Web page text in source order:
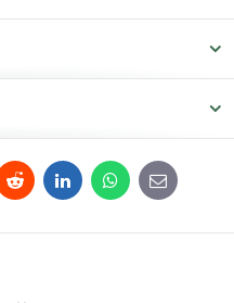
Reddit LinkedInWhatsApp
E-
mail